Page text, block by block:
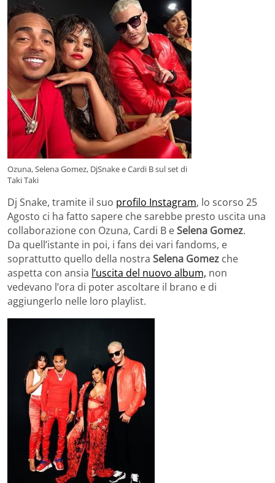
Ozuna, Selena Gomez, DjSnake e Cardi B sul set di
Taki Taki
Dj Snake, tramite il suo profilo Instagram, lo scorso 25
Agosto ci ha fatto sapere che sarebbe presto uscita una
collaborazione con Ozuna, Cardi B eSelena Gomez.
Da quell’istante in poi, i fans dei vari fandoms, e
soprattutto quello della nostra Selena Gomez che
aspetta con ansia l’uscita del nuovo album, non
vedevano l’ora di poter ascoltare il brano e di
aggiungerlo nelle loro playlist.